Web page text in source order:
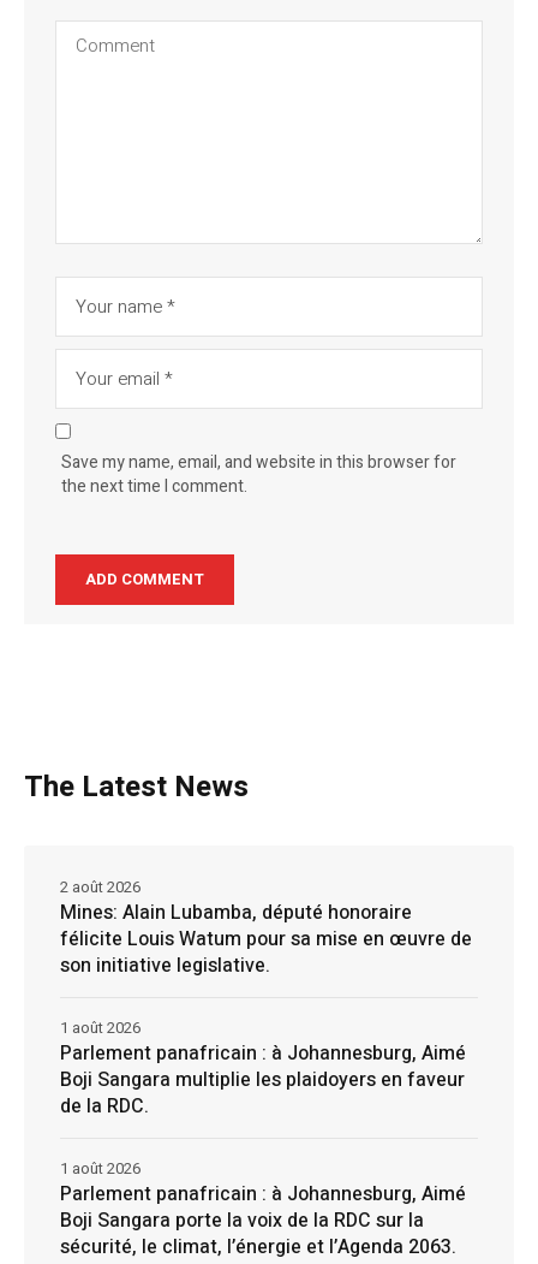
Save my name, email, and website in this browser for
the next time I comment.
The Latest News
Mines: Alain Lubamba, député honoraire
félicite Louis Watum pour sa mise en œuvre de
son initiative legislative.
2 août 2026
Parlement panafricain : à Johannesburg, Aimé
Boji Sangara multiplie les plaidoyers en faveur
de la RDC.
1 août 2026
Parlement panafricain : à Johannesburg, Aimé
Boji Sangara porte la voix de la RDC sur la
sécurité, le climat, l’énergie et l’Agenda 2063.
1 août 2026